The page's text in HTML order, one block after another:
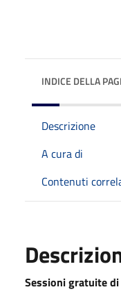
INDICE DELLA
Descrizione
A cura di
Contenuti
Sessioni gratuite